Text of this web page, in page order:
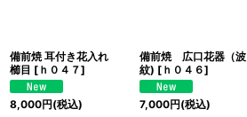
備前焼 耳付き花入れ
櫛目 [ ｈ０４７]
8,000円(税込)
備前焼 広口花器（波
紋) [ｈ０４６]
7,000円(税込)